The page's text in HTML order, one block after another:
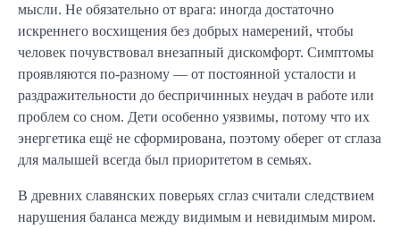
мысли. Не обязательно от врага: иногда достаточно
искреннего восхищения без добрых намерений, чтобы
человек почувствовал внезапный дискомфорт. Симптомы
проявляются по-разному — от постоянной усталости и
раздражительности до беспричинных неудач в работе или
проблем со сном. Дети особенно уязвимы, потому что их
энергетика ещё не сформирована, поэтому оберег от сглаза
для малышей всегда был приоритетом в семьях.
В древних славянских поверьях сглаз считали следствием
нарушения баланса между видимым и невидимым миром.